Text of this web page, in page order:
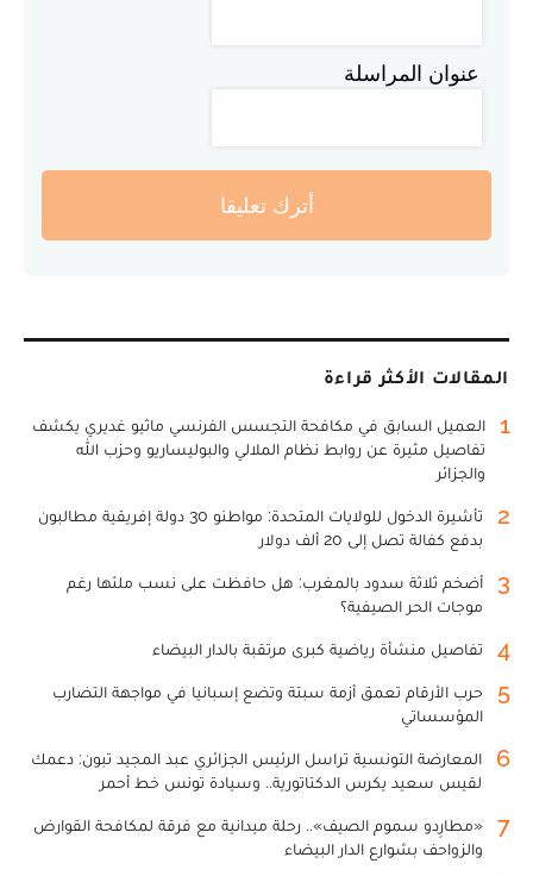
عنوان المراسلة
أترك تعليقا
المقالات الأكثر قراءة
1
العميل السابق في مكافحة التجسس الفرنسي ماثيو غديري يكشف
تفاصيل مثيرة عن روابط نظام الملالي والبوليساريو وحزب الله
والجزائر
2
تأشيرة الدخول للولايات المتحدة: مواطنو 30 دولة إفريقية مطالبون
بدفع كفالة تصل إلى 20 ألف دولار
3
أضخم ثلاثة سدود بالمغرب: هل حافظت على نسب ملئها رغم
موجات الحر الصيفية؟
4 تفاصيل منشأة رياضية كبرى مرتقبة بالدار البيضاء
5
حرب الأرقام تعمق أزمة سبتة وتضع إسبانيا في مواجهة التضارب
المؤسساتي
6
المعارضة التونسية تراسل الرئيس الجزائري عبد المجيد تبون: دعمك
لقيس سعيد يكرس الدكتاتورية.. وسيادة تونس خط أحمر
7
«مطارِدو سموم الصيف».. رحلة ميدانية مع فرقة لمكافحة القوارض
والزواحف بشوارع الدار البيضاء